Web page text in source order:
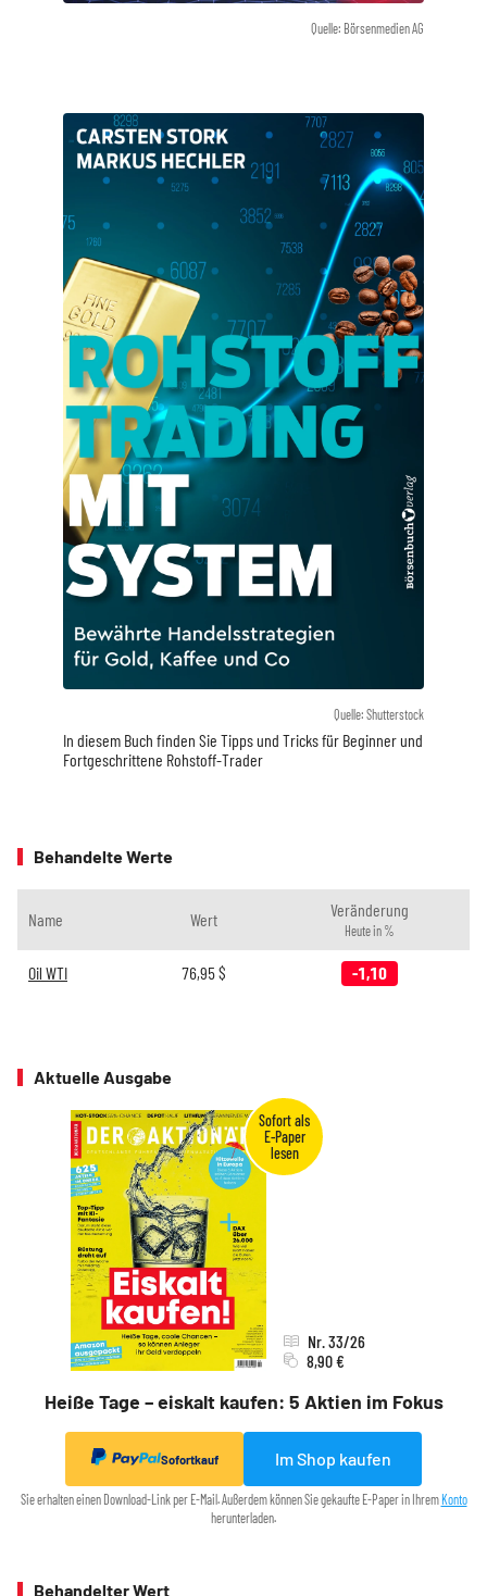
Quelle: Börsenmedien AG
Quelle: Shutterstock
In diesem Buch finden Sie Tipps und Tricks für Beginner und
Fortgeschrittene Rohstoff-Trader
Behandelte Werte
Name Wert Veränderung
Heute in %
Oil WTI 76,95$ -1,10
Aktuelle Ausgabe
Heiße Tage – eiskalt kaufen: 5 Aktien im Fokus
Nr. 33/26
8,90 €
Sofortkauf Im Shop kaufen
Sie erhalten einen Download-Link per E-Mail. Außerdem können Sie gekaufte E-Paper in Ihrem Konto
herunterladen.
Behandelter Wert